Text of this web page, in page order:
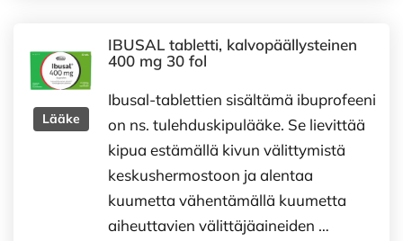
Lääke
IBUSAL tabletti, kalvopäällysteinen
400 mg 30 fol
Ibusal-tablettien sisältämä ibuprofeeni
on ns. tulehduskipulääke. Se lievittää
kipua estämällä kivun välittymistä
keskushermostoon ja alentaa
kuumetta vähentämällä kuumetta
aiheuttavien välittäjäaineiden …